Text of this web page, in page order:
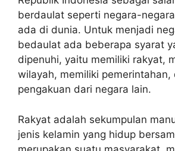
berdaulat seperti negara-
ada di dunia. Untuk menjadi
bedaulat ada beberapa syarat
dipenuhi, yaitu memiliki rakyat,
wilayah, memiliki
pengakuan dari negara lain.
Rakyat adalah sekumpulan
jenis kelamin yang hidup